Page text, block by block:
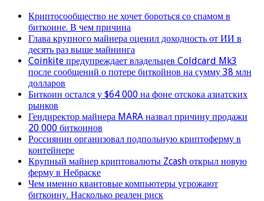
Криптосообщество не хочет бороться со спамом в
биткоине. В чем причина
Глава крупного майнера оценил доходность от ИИ в
десять раз выше майнинга
Coinkite предупреждает владельцев Coldcard Mk3
после сообщений о потере биткойнов на сумму 38 млн
долларов
Биткоин остался у $64 000 на фоне отскока азиатских
рынков
Гендиректор майнера MARA назвал причину продажи
20 000 биткоинов
Россиянин организовал подпольную криптоферму в
контейнере
Крупный майнер криптовалюты Zcash открыл новую
ферму в Небраске
Чем именно квантовые компьютеры угрожают
биткоину. Насколько реален риск